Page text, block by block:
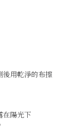
後用乾淨的布擦
在陽光下